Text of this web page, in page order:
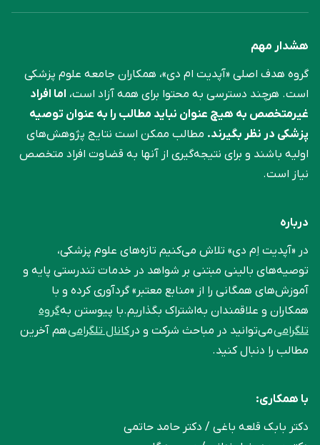
هشدار مهم
گروه هدف اصلی «آپدیت ام دی»، همکاران جامعه علوم ‌پزشکی
است. هرچند دسترسی به محتوا برای همه آزاد است، اما افراد
غیرمتخصص به هیچ عنوان نباید مطالب را به عنوان توصیه
پزشکی در نظر بگیرند. مطالب ممکن است نتایج پژوهش‌های
اولیه باشند و برای نتیجه‌گیری از آنها به قضاوت افراد متخصص
نیاز است.
درباره
در «آپدیت اِم دی» تلاش می‌کنیم تازه‌های علوم پزشکی،
توصیه‌های بالینی مبتنی بر شواهد در خدمات تندرستی پایه و
آموزش‌های همگانی را از «منابع معتبر» گردآوری کرده و با
همکاران و علاقمندان به‌اشتراک بگذاریم.با پیوستن بهگروه
تلگرامیمی‌توانید در مباحث شرکت و درکانال تلگرامیهم آخرین
مطالب را دنبال کنید.
با همکاری:
دکتر بابک قلعه‌ باغی / دکتر حامد حاتمی